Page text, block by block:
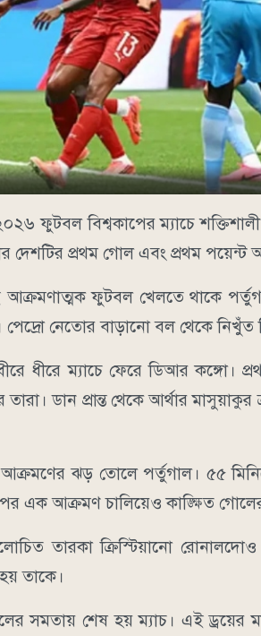
ফুটবল বিশ্বকাপের ম্যাচে
দেশটির প্রথম গোল এবং প্রথম পয়েন্ট
আক্রমণাত্মক ফুটবল খেলতে থাকে
নেতোর বাড়ানো বল থেকে নিখুঁত
ধীরে ম্যাচে ফেরে ডিআর কঙ্গো।
তারা। ডান প্রান্ত থেকে আর্থার
আক্রমণের ঝড় তোলে পর্তুগাল। ৫৫
এক আক্রমণ চালিয়েও কাঙ্ক্ষিত
তারকা ক্রিস্টিয়ানো
তাকে।
সমতায় শেষ হয় ম্যাচ। এই ড্রয়ের